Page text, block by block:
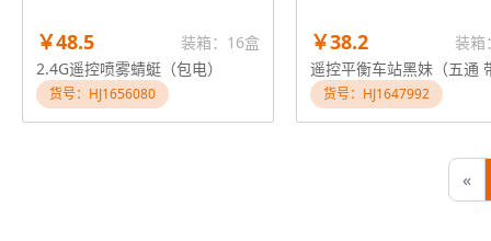
￥48.5
装箱：16盒
2.4G遥控喷雾蜻蜓（包电）
货号：HJ1656080
￥38.2 装箱
货号：HJ1647992
«